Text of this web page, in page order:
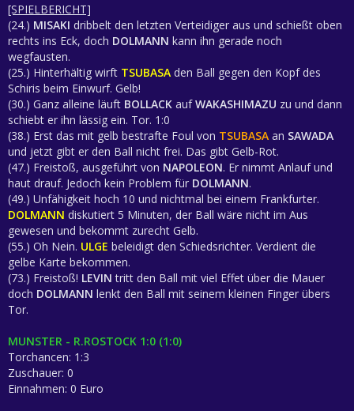
[SPIELBERICHT]
(24.) MISAKI dribbelt den letzten Verteidiger aus und schießt oben
rechts ins Eck, doch DOLMANN kann ihn gerade noch
wegfausten.
(25.) Hinterhältig wirft TSUBASA den Ball gegen den Kopf des
Schiris beim Einwurf. Gelb!
(30.) Ganz alleine läuft BOLLACK aufWAKASHIMAZU zu und dann
schiebt er ihn lässig ein. Tor. 1:0
(38.) Erst das mit gelb bestrafte Foul von TSUBASA an SAWADA
und jetzt gibt er den Ball nicht frei. Das gibt Gelb-Rot.
(47.) Freistoß, ausgeführt von NAPOLEON. Er nimmt Anlauf und
haut drauf. Jedoch kein Problem für DOLMANN.
(49.) Unfähigkeit hoch 10 und nichtmal bei einem Frankfurter.
DOLMANN diskutiert 5 Minuten, der Ball wäre nicht im Aus
gewesen und bekommt zurecht Gelb.
(55.) Oh Nein. ULGE beleidigt den Schiedsrichter. Verdient die
gelbe Karte bekommen.
(73.) Freistoß! LEVIN tritt den Ball mit viel Effet über die Mauer
doch DOLMANN lenkt den Ball mit seinem kleinen Finger übers
Tor.
MUNSTER - R.ROSTOCK 1:0 (1:0)
Torchancen: 1:3
Zuschauer: 0
Einnahmen: 0 Euro